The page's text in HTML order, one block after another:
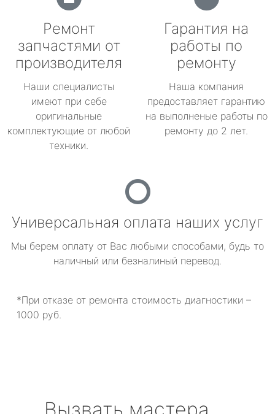
Ремонт
запчастями от
производителя
Наши специалисты
имеют при себе
оригинальные
комплектующие от любой
техники.
Гарантия на
работы по
ремонту
Наша компания
предоставляет гарантию
на выполненые работы по
ремонту до 2 лет.
Универсальная оплата наших услуг
Мы берем оплату от Вас любыми способами, будь то
наличный или безналиный перевод.
*При отказе от ремонта стоимость диагностики –
1000 руб.